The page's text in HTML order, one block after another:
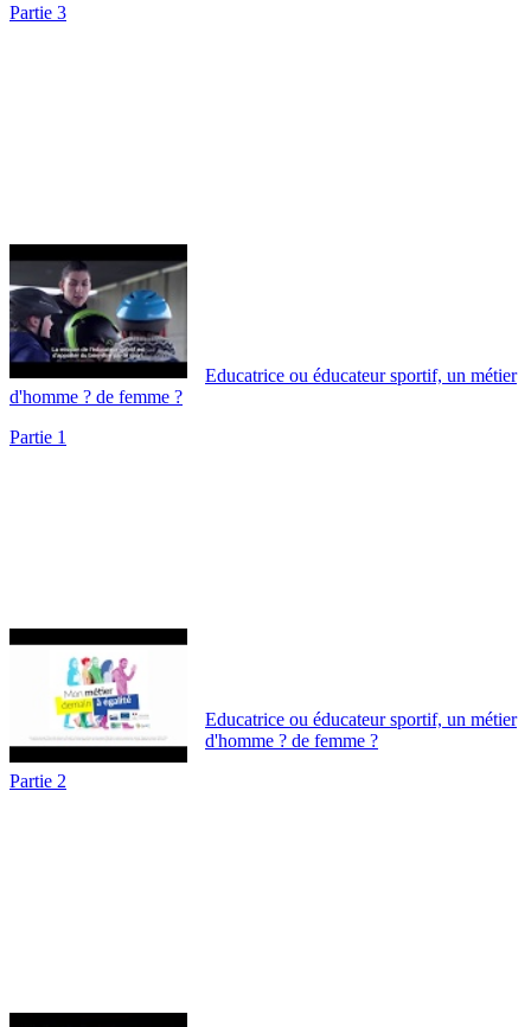
Partie 3
Educatrice ou éducateur sportif, un métier
d'homme ? de femme ?
Partie 1
Educatrice ou éducateur sportif, un métier
d'homme ? de femme ?
Partie 2